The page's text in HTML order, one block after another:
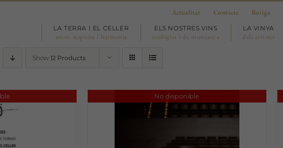
Actualitat Contacte Botiga
LA TERRA I EL CELLER
amor, respecte i harmonia
ELS NOSTRES VINS
ecològics i de muntanya
LA VINYA
dels artistes
Show 12 Products
No disponible